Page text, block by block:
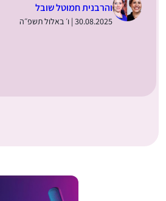
והרבנית חמוטל שובל
30.08.2025 | ו׳ באלול תשפ״ה